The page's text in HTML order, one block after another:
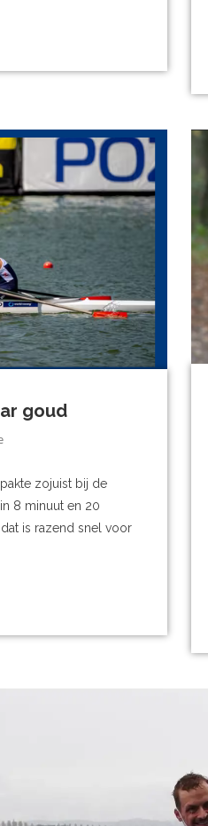
goud
zojuist bij de
8 minuut en 20
is razend snel voor